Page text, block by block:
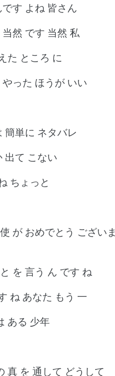
す よね 皆さん
然 です 当然 私
た ところ に
った ほうが いい
簡単に ネタバレ
出て こない
ちょっと
が おめでとう ございま
を 言う ん です ね
ね あなた もう 一
ある 少年
真 を 通して どうして